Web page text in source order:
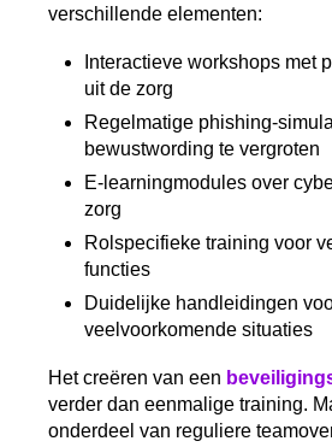
verschillende elementen:
Interactieve workshops met
uit de zorg
Regelmatige phishing-
bewustwording te vergroten
E-learningmodules over
zorg
Rolspecifieke training voor
functies
Duidelijke handleidingen
veelvoorkomende situaties
Het creëren van een
verder dan eenmalige training.
onderdeel van reguliere